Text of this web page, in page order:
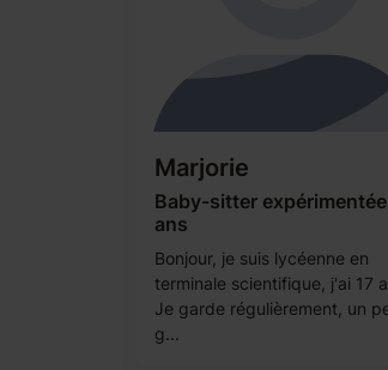
Marjorie
Baby-sitter
ans
Bonjour, je suis lycéenne en
terminale scientifique, j'ai 17
Je garde régulièrement, un
g...